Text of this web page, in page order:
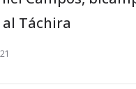
Táchira